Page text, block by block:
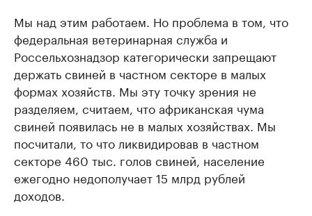
Мы над этим работаем. Но проблема в том, что
федеральная ветеринарная служба и
Россельхознадзор категорически запрещают
держать свиней в частном секторе в малых
формах хозяйств. Мы эту точку зрения не
разделяем, считаем, что африканская чума
свиней появилась не в малых хозяйствах. Мы
посчитали, то что ликвидировав в частном
секторе 460 тыс. голов свиней, население
ежегодно недополучает 15 млрд рублей
доходов.